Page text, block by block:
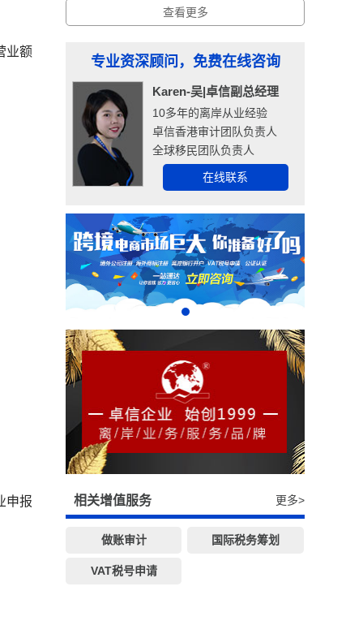
业额
申报
查看更多
专业资深顾问，免费在线咨询
Karen-吴|卓信副总经理
10多年的离岸从业经验
卓信香港审计团队负责人
全球移民团队负责人
在线联系
相关增值服务 更多>
做账审计 国际税务筹划
VAT税号申请